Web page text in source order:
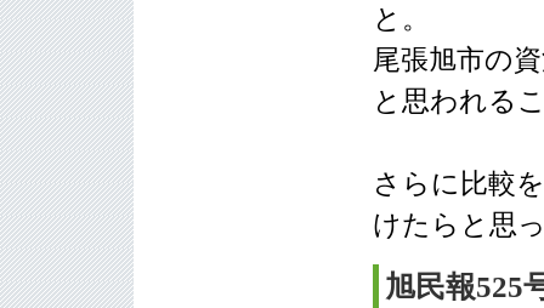
と。
尾張旭市の
と思われる
さらに比較
けたらと思
旭民報525